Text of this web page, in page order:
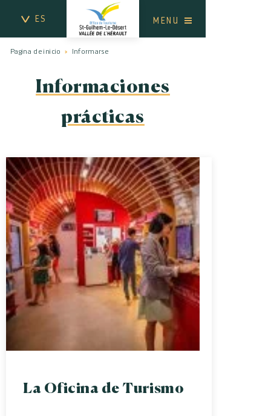
ES MENU
Informaciones
prácticas
Pagina de inicio Informarse
La Oficina de Turismo